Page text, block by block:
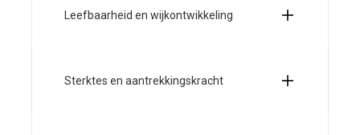
Leefbaarheid en wijkontwikkeling
Sterktes en aantrekkingskracht